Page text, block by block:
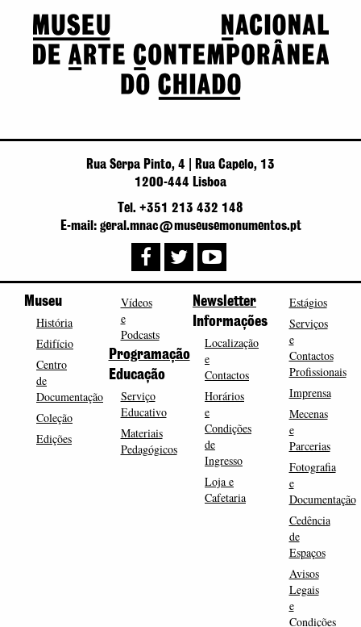
Rua Serpa Pinto, 4 | Rua Capelo, 13
1200-444 Lisboa
Tel. +351 213 432 148
E-mail: geral.mnac@museusemonumentos.pt
Museu
História
Edifício
Centro
de
Documentação
Coleção
Edições
Vídeos
e
Podcasts
Programação
Educação
Serviço
Educativo
Materiais
Pedagógicos
Newsletter
Informações
Localização
e
Contactos
Horários
e
Condições
de
Ingresso
Loja e
Cafetaria
Estágios
Serviços
e
Contactos
Profissionais
Imprensa
Mecenas
e
Parcerias
Fotografia
e
Documentação
Cedência
de
Espaços
Avisos
Legais
e
Condições